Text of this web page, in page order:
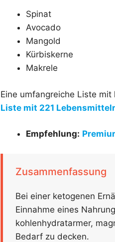
Spinat
Avocado
Mangold
Kürbiskerne
Makrele
Eine umfangreiche Liste
Liste mit 221
Empfehlung:
Zusammenfassung
Bei einer ketogenen
Einnahme eines
kohlenhydratarmer,
Bedarf zu decken.